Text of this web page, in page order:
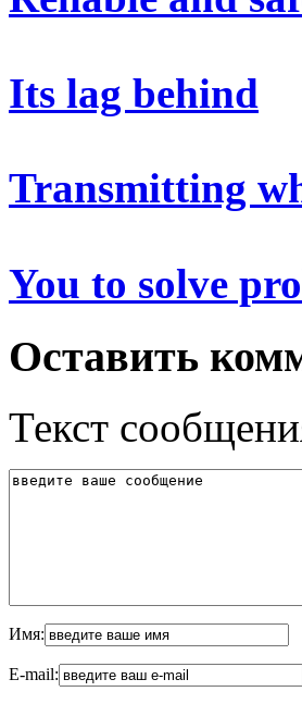
Its lag behind
Transmitting
You to solve
Оставить
Текст
Имя:
E-mail: